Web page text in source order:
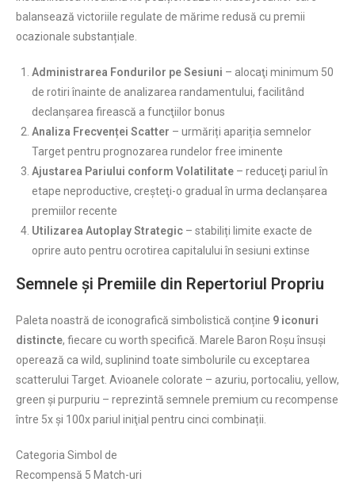
balansează victoriile regulate de mărime redusă cu premii
ocazionale substanțiale.
Administrarea Fondurilor pe Sesiuni – alocaţi minimum 50
de rotiri înainte de analizarea randamentului, facilitând
declanșarea firească a funcţiilor bonus
Analiza Frecvenței Scatter – urmăriți apariția semnelor
Target pentru prognozarea rundelor free iminente
Ajustarea Pariului conform Volatilitate – reduceţi pariul în
etape neproductive, creșteţi-o gradual în urma declanșarea
premiilor recente
Utilizarea Autoplay Strategic – stabiliți limite exacte de
oprire auto pentru ocrotirea capitalului în sesiuni extinse
Semnele și Premiile din Repertoriul Propriu
Paleta noastră de iconografică simbolistică conține 9 iconuri
distincte, fiecare cu worth specifică. Marele Baron Roșu însuși
operează ca wild, suplinind toate simbolurile cu exceptarea
scatterului Target. Avioanele colorate – azuriu, portocaliu, yellow,
green și purpuriu – reprezintă semnele premium cu recompense
între 5x și 100x pariul iniţial pentru cinci combinații.
Categoria Simbol de
Recompensă 5 Match-uri